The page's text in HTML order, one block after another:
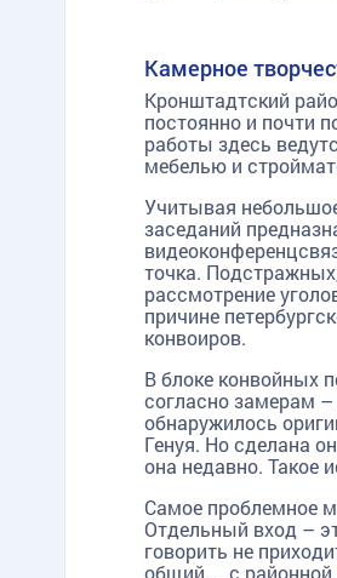
Камерное
Кронштадтский
постоянно и почти
работы здесь
мебелью и
Учитывая
заседаний
точка.
рассмотрение
причине
конвоиров.
В блоке конвойных
согласно замерам
обнаружилось
Генуя. Но сделана
она недавно. Такое
Самое проблемное
Отдельный вход –
говорить не
общий… с районной